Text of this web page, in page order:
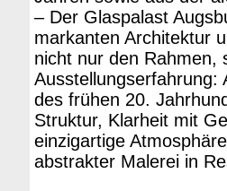
– Der Glaspalast
markanten Architektur
nicht nur den Rahmen,
Ausstellungserfahrung:
des frühen 20.
Struktur, Klarheit mit
einzigartige
abstrakter Malerei in